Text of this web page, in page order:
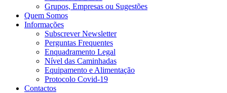
Grupos, Empresas ou Sugestões
Quem Somos
Informações
Subscrever Newsletter
Perguntas Frequentes
Enquadramento Legal
Nível das Caminhadas
Equipamento e Alimentação
Protocolo Covid-19
Contactos